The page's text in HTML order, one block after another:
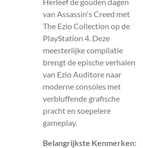
van Assassin's Creed met
The Ezio Collection op de
PlayStation 4. Deze
meesterlijke compilatie
brengt de epische verhalen
van Ezio Auditore naar
moderne consoles met
verbluffende grafische
pracht en soepelere
gameplay.
Belangrijkste Kenmerken: